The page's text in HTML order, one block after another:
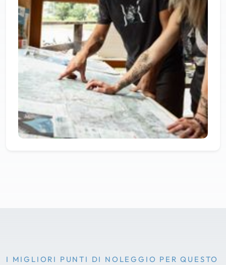
I MIGLIORI PUNTI DI NOLEGGIO PER QUESTO